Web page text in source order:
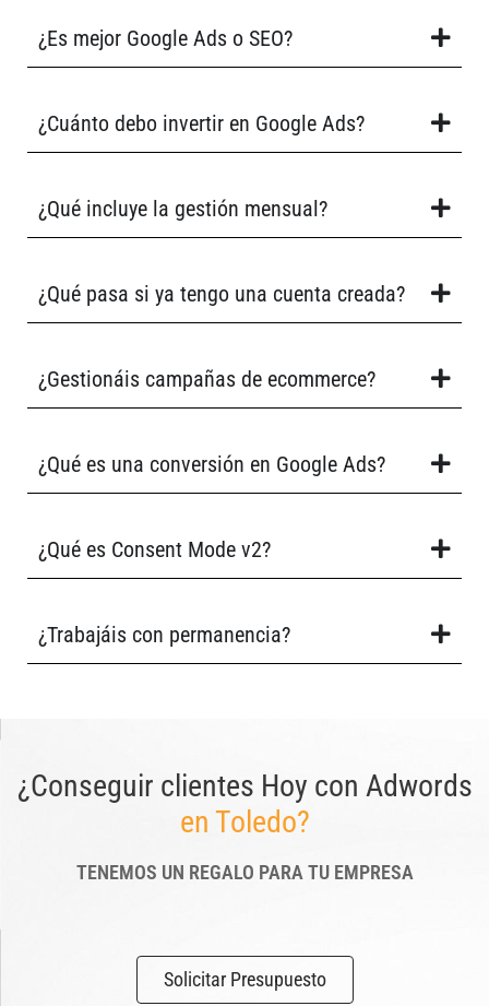
¿Es mejor Google Ads o SEO?
¿Cuánto debo invertir en Google Ads?
¿Qué incluye la gestión mensual?
¿Qué pasa si ya tengo una cuenta creada?
¿Gestionáis campañas de ecommerce?
¿Qué es una conversión en Google Ads?
¿Qué es Consent Mode v2?
¿Trabajáis con permanencia?
¿Conseguir clientes Hoy con Adwords
en Toledo?
TENEMOS UN REGALO PARA TU EMPRESA
Solicitar Presupuesto